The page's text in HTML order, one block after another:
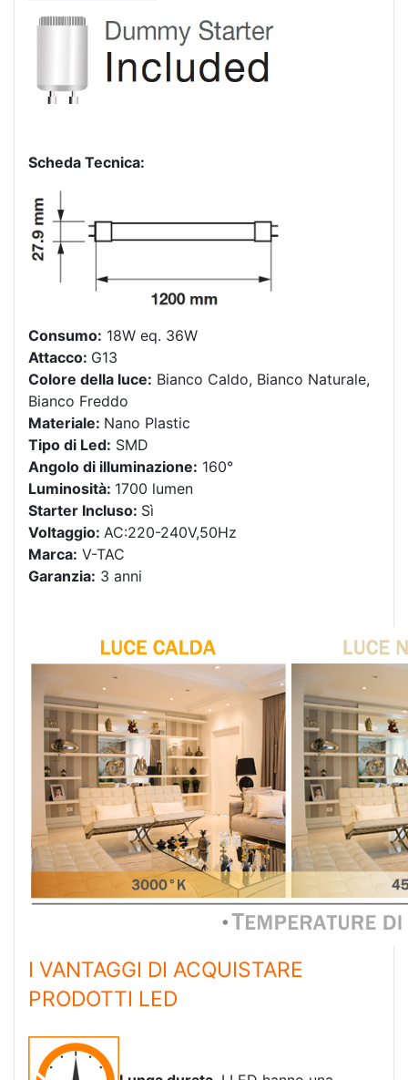
Scheda Tecnica:
Consumo: 18W eq. 36W
Attacco: G13
Colore della luce: Bianco Caldo, Bianco Naturale,
Bianco Freddo
Materiale: Nano Plastic
Tipo di Led: SMD
Angolo di illuminazione: 160°
Luminosità: 1700 lumen
Starter Incluso: Sì
Voltaggio: AC:220-240V,50Hz
Marca: V-TAC
Garanzia: 3 anni
I VANTAGGI DI ACQUISTARE
PRODOTTI LED